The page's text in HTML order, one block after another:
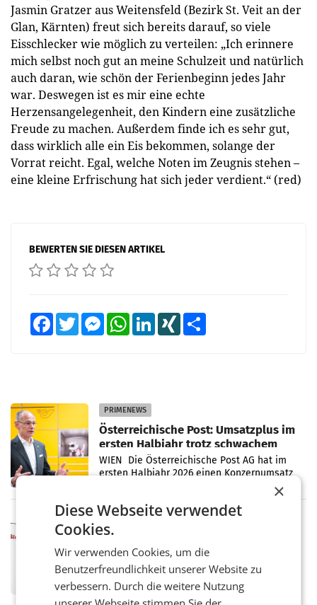
Jasmin Gratzer aus Weitensfeld (Bezirk St. Veit an der
Glan, Kärnten) freut sich bereits darauf, so viele
Eisschlecker wie möglich zu verteilen: „Ich erinnere
mich selbst noch gut an meine Schulzeit und natürlich
auch daran, wie schön der Ferienbeginn jedes Jahr
war. Deswegen ist es mir eine echte
Herzensangelegenheit, den Kindern eine zusätzliche
Freude zu machen. Außerdem finde ich es sehr gut,
dass wirklich alle ein Eis bekommen, solange der
Vorrat reicht. Egal, welche Noten im Zeugnis stehen –
eine kleine Erfrischung hat sich jeder verdient.“ (red)
BEWERTEN SIE DIESEN ARTIKEL
FacebookTwitter MessengerWhatsAppLinkedInXING
PRIMENEWS
Österreichische Post: Umsatzplus im
ersten Halbjahr trotz schwachem
Briefgeschäft
WIEN Die Österreichische Post AG hat im
ersten Halbjahr 2026 einen Konzernumsatz
von 1.544,0 Mio. EUR erwirtschaftet, was
einem Plus von 3,8 Prozent gegenüber dem
Vergleichszeitraum
MARKETING & MEDIA
ProSiebenSat.1 spart und macht
überraschend viel Gewinn
UNTERFÖHRING/MAILAND/AMSTERDAM. Der
Fernsehkonzern ProSiebenSat.1 hat im
Frühjahr dank Kostensenkungen operativ
wieder Gewinn gemacht und die
×
Diese Webseite verwendet
Cookies.
Wir verwenden Cookies, um die
Benutzerfreundlichkeit unserer Website zu
verbessern. Durch die weitere Nutzung